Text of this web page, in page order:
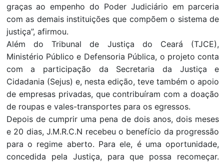
graças ao empenho do Poder Judiciário em parceria
com as demais instituições que compõem o sistema de
justiça”, afirmou.
Além do Tribunal de Justiça do Ceará (TJCE),
Ministério Público e Defensoria Pública, o projeto conta
com a participação da Secretaria da Justiça e
Cidadania (Sejus) e, nesta edição, teve também o apoio
de empresas privadas, que contribuíram com a doação
de roupas e vales-transportes para os egressos.
Depois de cumprir uma pena de dois anos, dois meses
e 20 dias, J.M.R.C.N recebeu o benefício da progressão
para o regime aberto. Para ele, é uma oportunidade,
concedida pela Justiça, para que possa recomeçar.